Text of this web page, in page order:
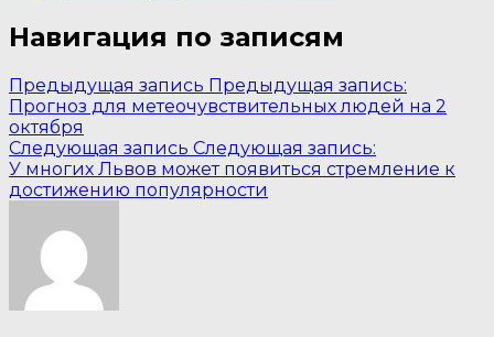
Навигация по записям
Предыдущая запись Предыдущая запись:
Прогноз для метеочувствительных людей на 2
октября
Следующая запись Следующая запись:
У многих Львов может появиться стремление к
достижению популярности